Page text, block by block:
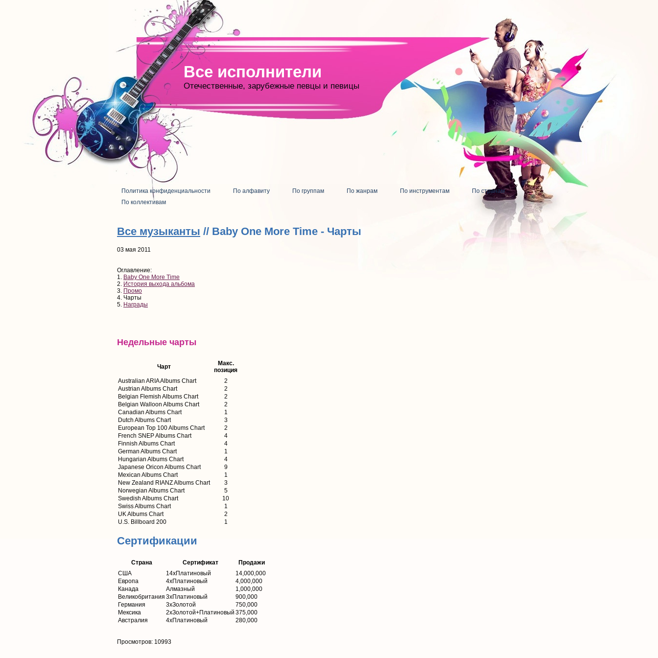
Все исполнители
Отечественные, зарубежные певцы и певицы
Политика конфиденциальности По алфавиту По группам По жанрам По инструментам
По странам
По коллективам
Все музыканты // Baby One More Time - Чарты
03 мая 2011
Оглавление:
1. Baby One More Time
2. История выхода альбома
3. Промо
4. Чарты
5. Награды
Недельные чарты
Чарт
Макс.
позиция
Australian ARIA Albums Chart
2
Austrian Albums Chart
2
Belgian Flemish Albums Chart
2
Belgian Walloon Albums Chart
2
Canadian Albums Chart
1
Dutch Albums Chart
3
European Top 100 Albums Chart
2
French SNEP Albums Chart
4
Finnish Albums Chart
4
German Albums Chart
1
Hungarian Albums Chart
4
Japanese Oricon Albums Chart
9
Mexican Albums Chart
1
New Zealand RIANZ Albums Chart
3
Norwegian Albums Chart
5
Swedish Albums Chart
10
Swiss Albums Chart
1
UK Albums Chart
2
U.S. Billboard 200
1
Сертификации
Страна Сертификат
Продажи
США
14xПлатиновый
14,000,000
Европа
4хПлатиновый
4,000,000
Канада
Алмазный
1,000,000
Великобритания 3хПлатиновый
900,000
Германия
3хЗолотой
750,000
Мексика
2хЗолотой+Платиновый 375,000
Австралия
4хПлатиновый 280,000
Просмотров: 10993